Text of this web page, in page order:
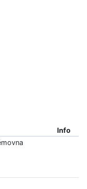
Info